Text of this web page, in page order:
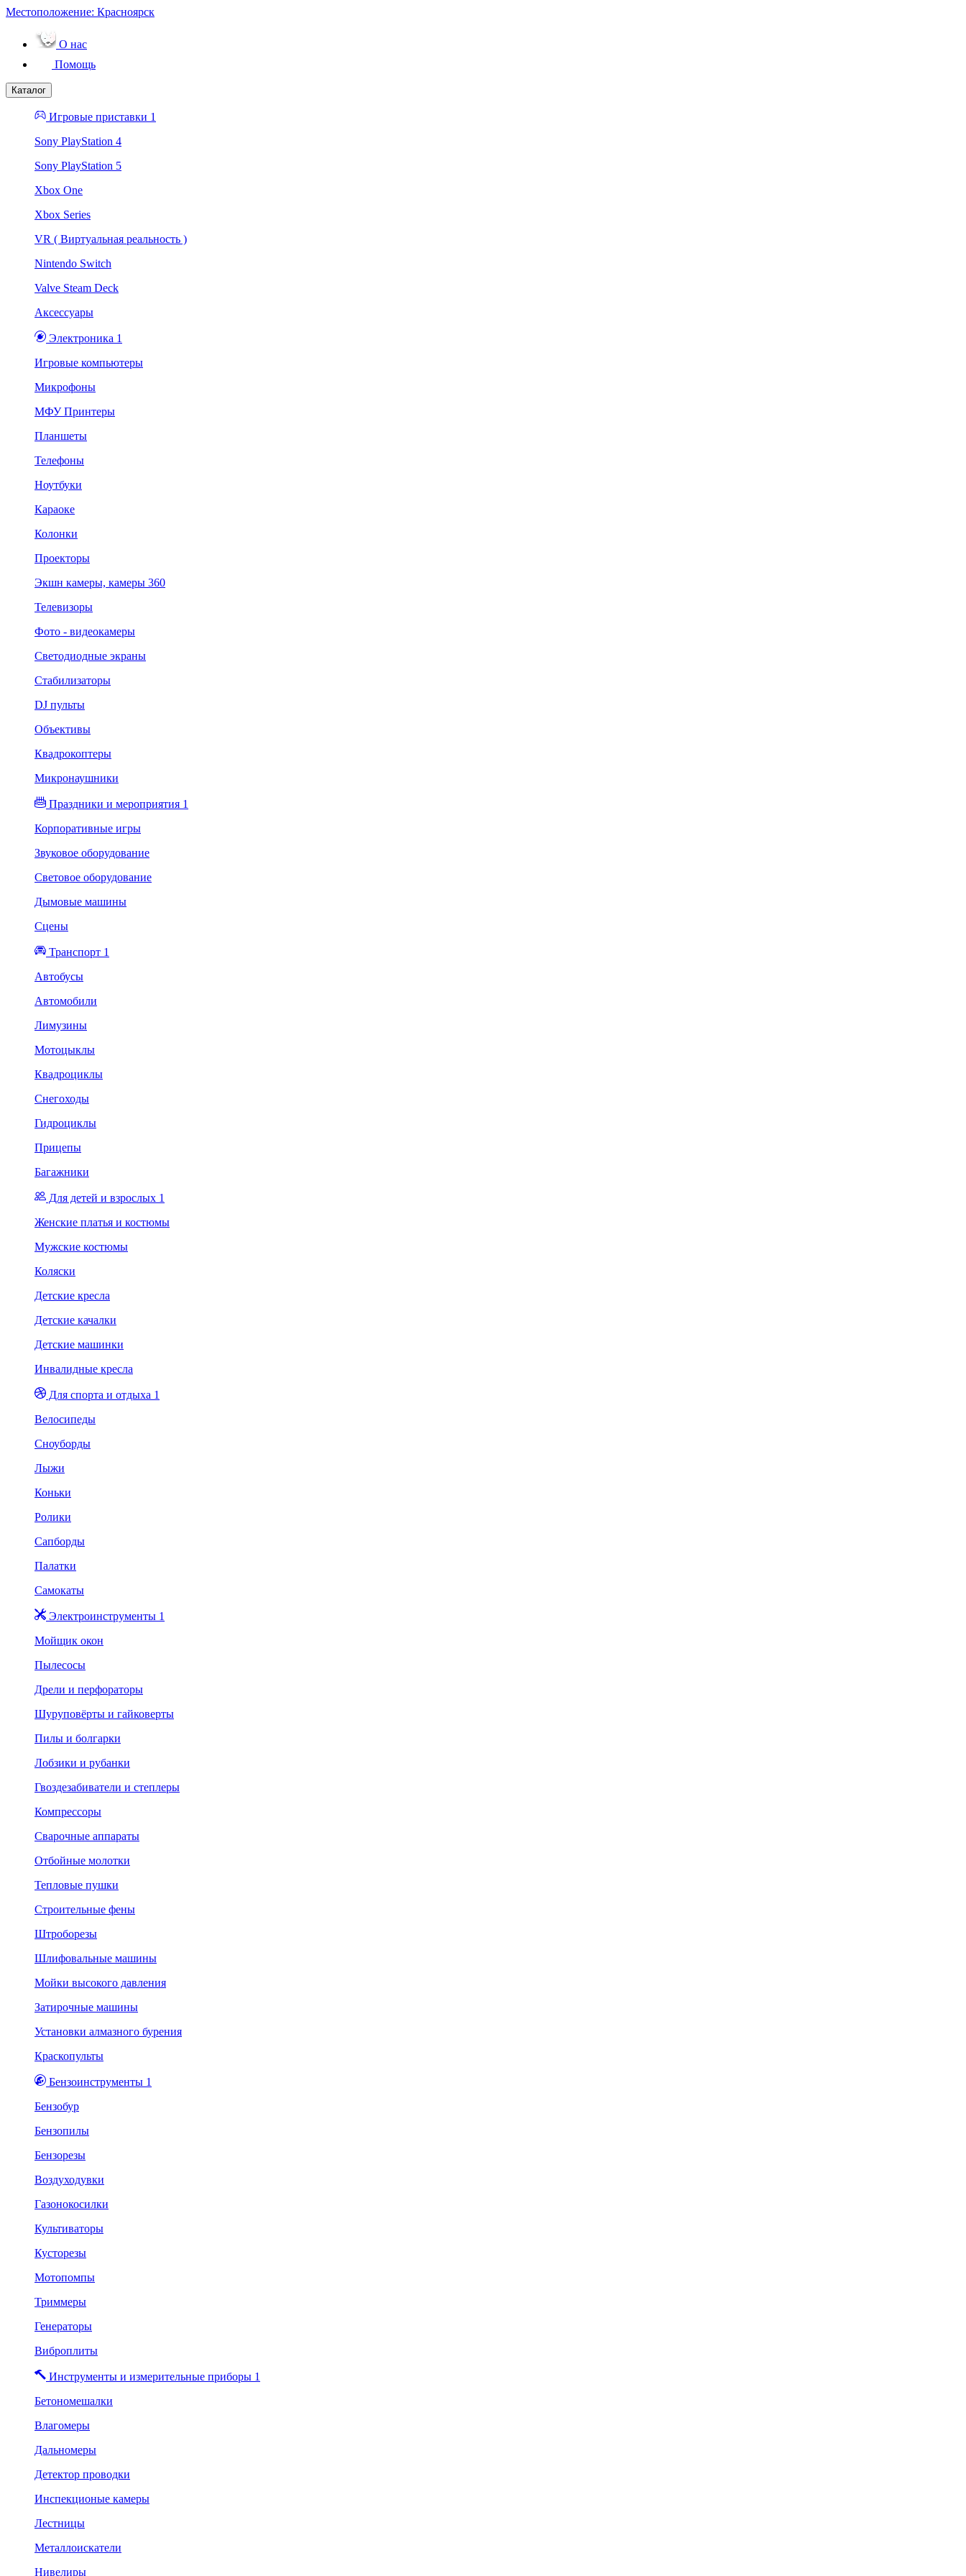
Местоположение: Красноярск
О нас
Помощь
Каталог
Игровые приставки 1
Sony PlayStation 4
Sony PlayStation 5
Xbox One
Xbox Series
VR ( Виртуальная реальность )
Nintendo Switch
Valve Steam Deck
Аксессуары
Электроника 1
Игровые компьютеры
Микрофоны
МФУ Принтеры
Планшеты
Телефоны
Ноутбуки
Караоке
Колонки
Проекторы
Экшн камеры, камеры 360
Телевизоры
Фото - видеокамеры
Светодиодные экраны
Стабилизаторы
DJ пульты
Объективы
Квадрокоптеры
Микронаушники
Праздники и мероприятия 1
Корпоративные игры
Звуковое оборудование
Световое оборудование
Дымовые машины
Сцены
Транспорт 1
Автобусы
Автомобили
Лимузины
Мотоцыклы
Квадроциклы
Снегоходы
Гидроциклы
Прицепы
Багажники
Для детей и взрослых 1
Женские платья и костюмы
Мужские костюмы
Коляски
Детские кресла
Детские качалки
Детские машинки
Инвалидные кресла
Для спорта и отдыха 1
Велосипеды
Сноуборды
Лыжи
Коньки
Ролики
Сапборды
Палатки
Самокаты
Электроинструменты 1
Мойщик окон
Пылесосы
Дрели и перфораторы
Шуруповёрты и гайковерты
Пилы и болгарки
Лобзики и рубанки
Гвоздезабиватели и степлеры
Компрессоры
Сварочные аппараты
Отбойные молотки
Тепловые пушки
Строительные фены
Штроборезы
Шлифовальные машины
Мойки высокого давления
Затирочные машины
Установки алмазного бурения
Краскопульты
Бензоинструменты 1
Бензобур
Бензопилы
Бензорезы
Воздуходувки
Газонокосилки
Культиваторы
Кусторезы
Мотопомпы
Триммеры
Генераторы
Виброплиты
Инструменты и измерительные приборы 1
Бетономешалки
Влагомеры
Дальномеры
Детектор проводки
Инспекционые камеры
Лестницы
Металлоискатели
Нивелиры